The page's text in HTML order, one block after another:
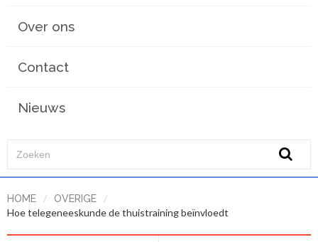
Over ons
Contact
Nieuws
HOME / OVERIGE
/
Hoe telegeneeskunde de thuistraining beïnvloedt